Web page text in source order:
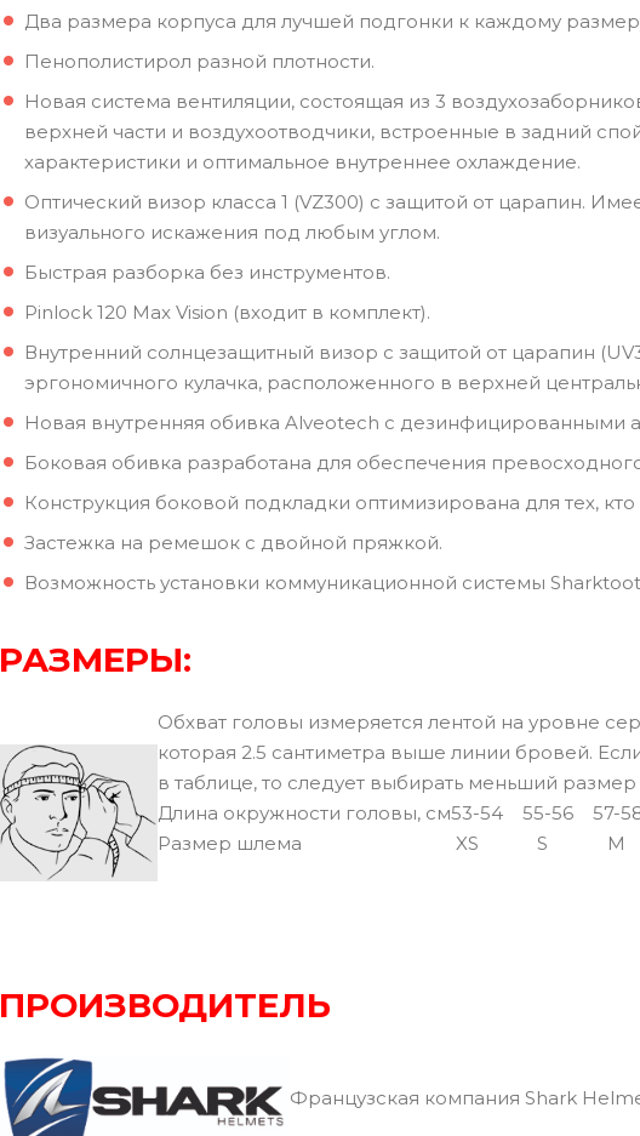
Два размера корпуса для лучшей подгонки к каждому
Пенополистирол разной плотности.
Новая система вентиляции, состоящая из 3
верхней части и воздухоотводчики, встроенные в задний
характеристики и оптимальное внутреннее охлаждение.
Оптический визор класса 1 (VZ300) с защитой от царапин.
визуального искажения под любым углом.
Быстрая разборка без инструментов.
Pinlock 120 Max Vision (входит в комплект).
Внутренний солнцезащитный визор с защитой от царапин
эргономичного кулачка, расположенного в верхней
Новая внутренняя обивка Alveotech с дезинфицированными
Боковая обивка разработана для обеспечения
Конструкция боковой подкладки оптимизирована для тех, кто
Застежка на ремешок с двойной пряжкой.
Возможность установки коммуникационной системы
РАЗМЕРЫ:
Обхват головы измеряется лентой на уровне
которая 2.5 сантиметра выше линии бровей.
в таблице, то следует выбирать меньший
Длина окружности головы, см53-54 55-56 57-
Размер шлема
XS S M
ПРОИЗВОДИТЕЛЬ
Французская компания Shark